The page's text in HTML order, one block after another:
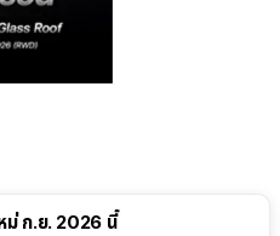
ก.ย. 2026 นี้